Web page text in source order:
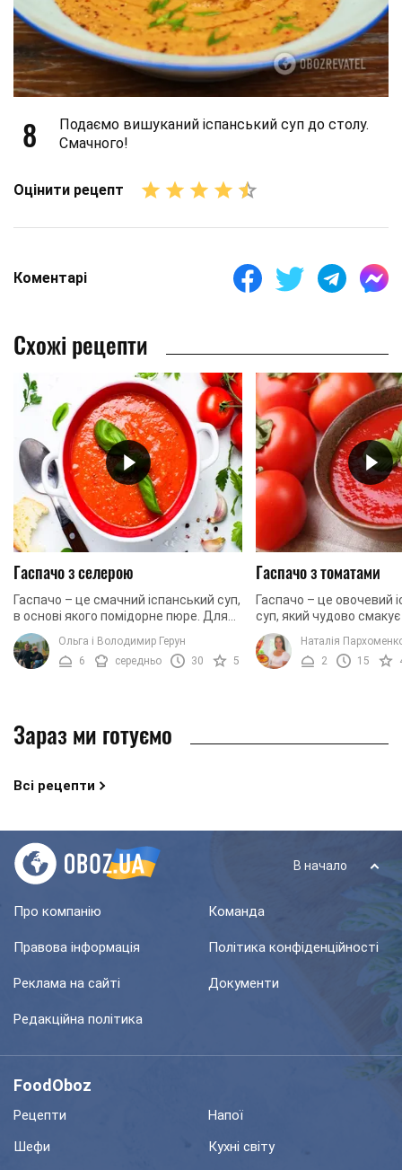
8
Подаємо вишуканий іспанський суп до столу.
Смачного!
Оцінити рецепт
Коментарі
Схожі рецепти
Гаспачо з селерою
Гаспачо – це смачний іспанський суп,
в основі якого помідорне пюре. Для
того, щоб страва мала більш
«цікавий» смак, до помідорів
додають ще інші ...
Ольга і Володимир Герун
6
середньо 30 5
Гаспачо з томатами
Гаспачо – це овочевий
суп, який чудово смакує
літні дні. Він
свіжий, а також
Цей суп ...
Наталія
2
15
Зараз ми готуємо
Всі рецепти
В начало
Про компанію Команда
Правова інформація Політика конфіденційності
Реклама на сайті Документи
Редакційна політика
FoodOboz
Рецепти
Напої
Шефи
Кухні світу